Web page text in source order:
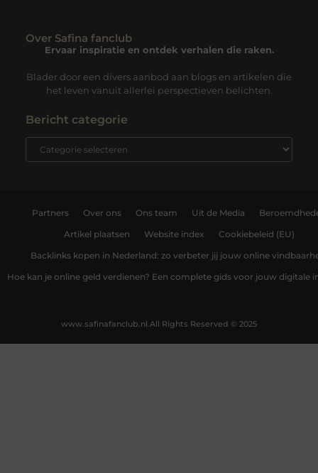
Over Safina fanclub
Ervaar inspiratie en ontdek verhalen die raken.
Blader door een divers aanbod aan blogs en artikelen die
het leven vanuit allerlei perspectieven belichten.
Bericht categorie
Partners Over ons Ons team Uit de Media
Artikel plaatsen Website index Cookiebeleid (EU)
Backlinks kopen in Nederland: zo verbeter jij jouw online
Hoe kan je online geld verdienen? Een complete gids voor jouw digitale
All Rights Reserved © 2025
www.safinafanclub.nl.